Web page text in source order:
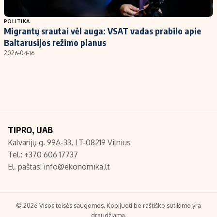
Populiarios temos
Investavimas
Akcijų rinka
Titulinis
Nedarbo išmokos skaičiuoklė
Redakcija
Turinio žymėjimo taisyklės
POLITIKA
Migrantų srautai vėl auga: VSAT vadas prabilo apie
Baltarusijos režimo planus
2026-04-16
TIPRO, UAB
Kalvarijų g. 99A-33, LT-08219 Vilnius
Tel.: +370 606 17737
El. paštas: info@ekonomika.lt
© 2026 Visos teisės saugomos. Kopijuoti be raštiško sutikimo yra
draudžiama.